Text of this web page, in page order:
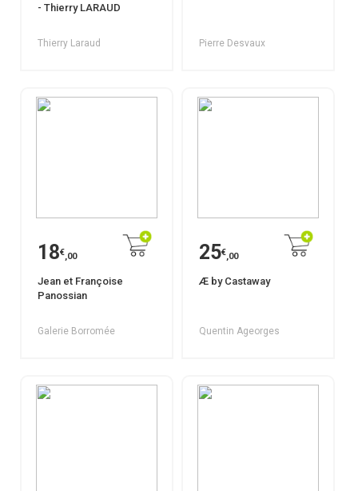
- Thierry LARAUD
Thierry Laraud Pierre Desvaux
18€,00
Jean et Françoise
Panossian
Galerie Borromée
25€,00
Æ by Castaway
Quentin Ageorges